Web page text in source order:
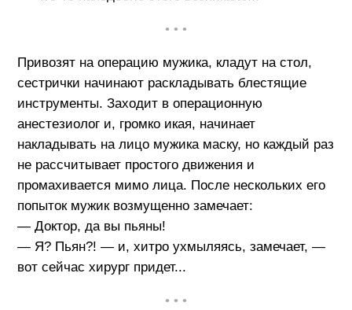
• • •
Привозят на операцию мужика, кладут на стол,
сестрички начинают раскладывать блестящие
инструменты. Заходит в операционную
анестезиолог и, громко икая, начинает
накладывать на лицо мужика маску, но каждый раз
не рассчитывает простого движения и
промахивается мимо лица. После нескольких его
попыток мужик возмущенно замечает:
— Доктор, да вы пьяны!
— Я? Пьян?! — и, хитро ухмыляясь, замечает, —
вот сейчас хирург придет...
• • •